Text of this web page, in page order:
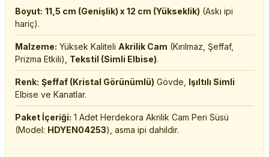
Boyut: 11,5 cm (Genişlik) x 12 cm (Yükseklik) (Askı ipi
hariç).
Malzeme: Yüksek Kaliteli Akrilik Cam (Kırılmaz, Şeffaf,
Prizma Etkili), Tekstil (Simli Elbise).
Renk: Şeffaf (Kristal Görünümlü) Gövde, Işıltılı Simli
Elbise ve Kanatlar.
Paket İçeriği: 1 Adet Herdekora Akrilik Cam Peri Süsü
(Model: HDYEN04253), asma ipi dahildir.